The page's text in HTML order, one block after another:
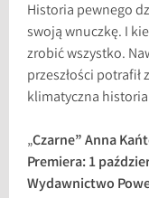
Historia pewnego
swoją wnuczkę. I
zrobić wszystko.
przeszłości potrafił
klimatyczna
„Czarne” Anna
Premiera: 1
Wydawnictwo